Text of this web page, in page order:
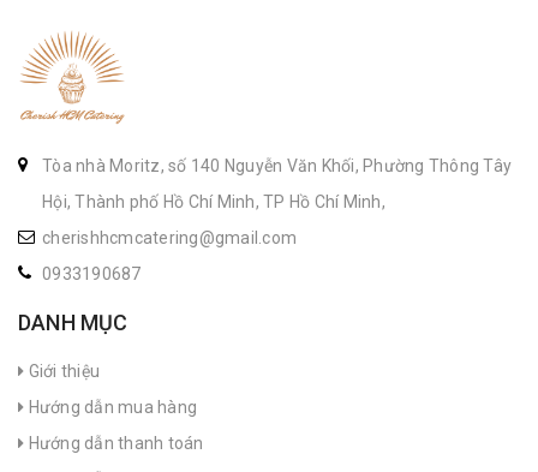
Tòa nhà Moritz, số 140 Nguyễn Văn Khối, Phường Thông Tây
Hội, Thành phố Hồ Chí Minh, TP Hồ Chí Minh,
cherishhcmcatering@gmail.com
0933190687
DANH MỤC
Giới thiệu
Hướng dẫn mua hàng
Hướng dẫn thanh toán